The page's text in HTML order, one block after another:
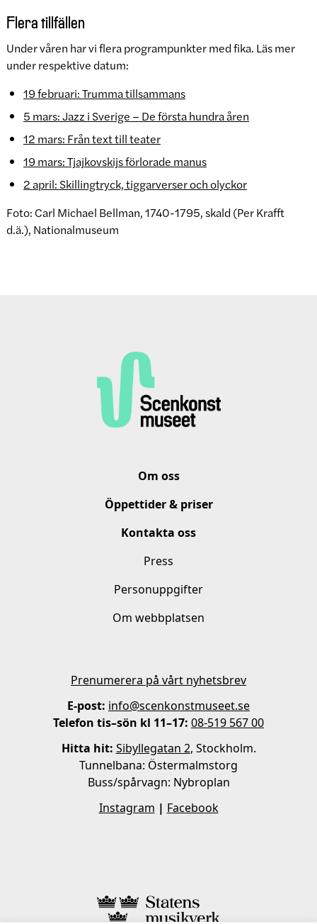
Flera tillfällen
Under våren har vi flera programpunkter med fika. Läs mer
under respektive datum:
19 februari: Trumma tillsammans
5 mars: Jazz i Sverige – De första hundra åren
12 mars: Från text till teater
19 mars: Tjajkovskijs förlorade manus
2 april: Skillingtryck, tiggarverser och olyckor
Foto: Carl Michael Bellman, 1740-1795, skald (Per Krafft
d.ä.), Nationalmuseum
Om oss
Öppettider & priser
Kontakta oss
Press
Personuppgifter
Om webbplatsen
Prenumerera på vårt nyhetsbrev
E-post: info@scenkonstmuseet.se
Telefon tis–sön kl 11–17: 08-519 567 00
Hitta hit: Sibyllegatan 2, Stockholm.
Tunnelbana: Östermalmstorg
Buss/spårvagn: Nybroplan
Instagram | Facebook